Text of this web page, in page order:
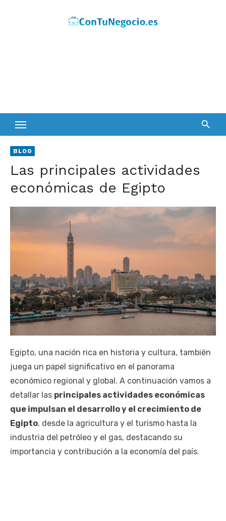
BLOG
Las principales actividades
económicas de Egipto
Egipto, una nación rica en historia y cultura, también
juega un papel significativo en el panorama
económico regional y global. A continuación vamos a
detallar las principales actividades económicas
que impulsan el desarrollo y el crecimiento de
Egipto, desde la agricultura y el turismo hasta la
industria del petróleo y el gas, destacando su
importancia y contribución a la economía del país.